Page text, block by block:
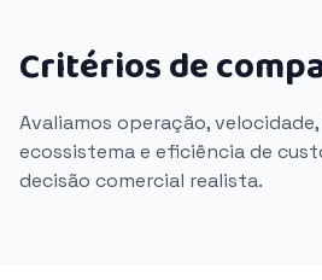
Critérios de
Avaliamos operação,
ecossistema e eficiência de
decisão comercial realista.